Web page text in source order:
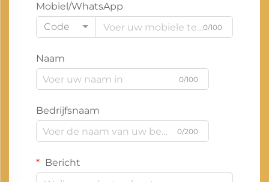
Mobiel/WhatsApp
Code
0/100
Naam
0/100
Bedrijfsnaam
0/200
Bericht